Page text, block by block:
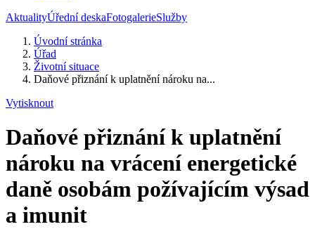
AktualityÚřední deskaFotogalerieSlužby
Úvodní stránka
Úřad
Životní situace
Daňové přiznání k uplatnění nároku na...
Vytisknout
Daňové přiznání k uplatnění
nároku na vrácení energetické
daně osobám požívajícím výsad
a imunit